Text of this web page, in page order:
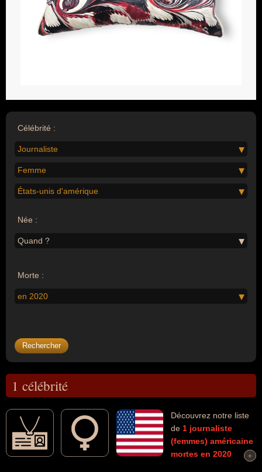
Célébrité :
Journaliste
Femme
États-unis d'amérique
Née :
Quand ?
Morte :
en 2020
1 célébrité
Découvrez notre liste
de 1 journaliste
(femmes) américaine
mortes en 2020
+
+